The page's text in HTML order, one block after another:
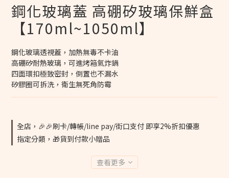
鋼化玻璃蓋 高硼矽玻璃保鮮盒
【170ml~1050ml】
鋼化玻璃透視蓋，加熱無毒不卡油
高硼矽耐熱玻璃，可進烤箱氣炸鍋
四面環扣極致密封，倒置也不漏水
矽膠圈可拆洗，衛生無死角防霉
全店，🎉🎉刷卡/轉帳/line pay/街口支付 即享2%折扣優惠
指定分類，🎁貨到付款小贈品
查看更多